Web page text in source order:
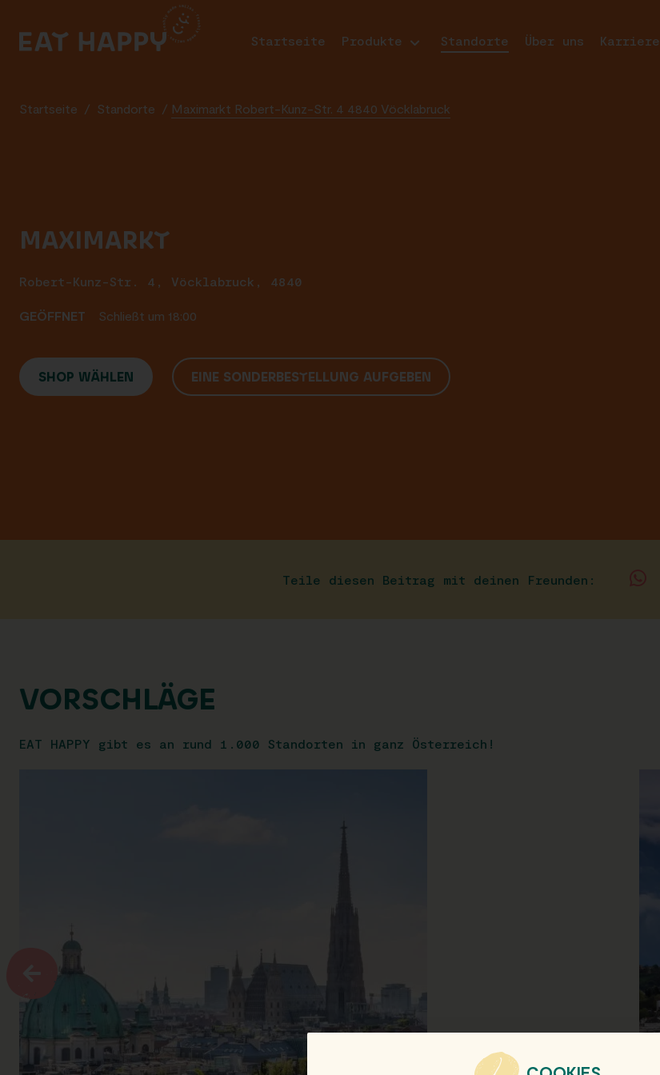
MAIN
Startseite Produkte Standorte Über uns Karriere
Startseite / Standorte / Maximarkt Robert-Kunz-Str. 4 4840 Vöcklabruck
MAXIMARKT
Robert-Kunz-Str. 4, Vöcklabruck, 4840
GEÖFFNET Schließt um 18:00
SHOP WÄHLEN EINE SONDERBESTELLUNG AUFGEBEN
Teile diesen Beitrag mit deinen Freunden:
VORSCHLÄGE
EAT HAPPY gibt es an rund 1.000 Standorten in ganz Österreich!